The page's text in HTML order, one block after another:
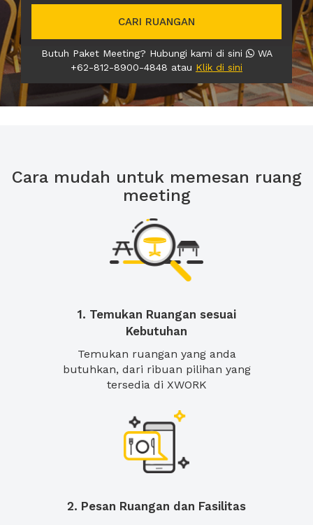
CARI RUANGAN
Butuh Paket Meeting? Hubungi kami di sini
WA
+62-812-8900-4848 atau Klik di sini
Cara mudah untuk memesan ruang
meeting
1. Temukan Ruangan sesuai
Kebutuhan
Temukan ruangan yang anda
butuhkan, dari ribuan pilihan yang
tersedia di XWORK
2. Pesan Ruangan dan Fasilitas